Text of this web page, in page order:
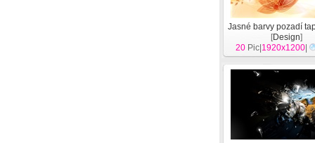
Jasné barvy pozadí
[Design]
20 Pic| 1920x1200